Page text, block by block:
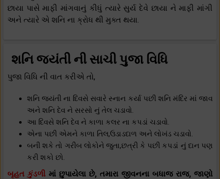
છાયા પાસે માફી માંગવાનું કીધું ત્યારે સુર્ય દેવે છાયા ને માફી માંગી
અને ત્યારે એ શનિ ના ક્રોધ થી મુક્ત થયા.
શનિ જયંતી ની સાચી પુજા વિધિ
પુજા વિધિ ની વાત કરીએ તો,
શનિ જયંતી ના દિવસે સવારે સ્નાન કર્યા પછી શનિ મંદિર માં જાવ
અને શનિ દેવ ને સરસો નું તેલ ચડાવો.
આ દિવસે શનિ દેવ ને કાળા કલર ના કપડાં ચડાવો.
એના પછી એમને કાળા તિલ,ઉડાડદાળ અને લોખંડ ચડાવો.
બની શકે તો ગરીબ લોકોને જુતા,છત્રી કે પછી કપડાં નું દાન પણ
કરી શકો છો.
બૃહત કુંડળી માં છુપાયેલા છે, તમારા જીવનના બધાજ રાજ, જાણો